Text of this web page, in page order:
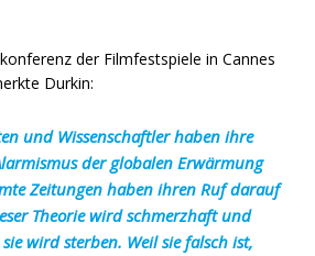
der Filmfestspiele in Cannes
Durkin:
und Wissenschaftler haben ihre
der globalen Erwärmung
Zeitungen haben ihren Ruf darauf
Theorie wird schmerzhaft und
wird sterben. Weil sie falsch ist,